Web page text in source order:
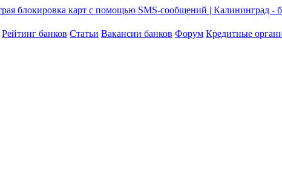
Рейтинг банков Статьи Вакансии банков Форум Кредитные